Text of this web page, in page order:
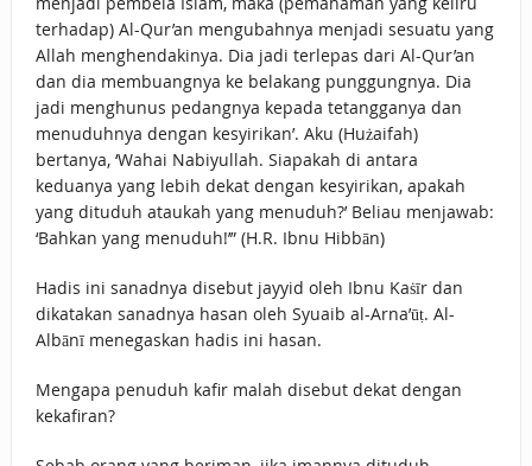
terhadap) Al-Qur’an mengubahnya menjadi sesuatu yang
Allah menghendakinya. Dia jadi terlepas dari Al-Qur’an
dan dia membuangnya ke belakang punggungnya. Dia
jadi menghunus pedangnya kepada tetangganya dan
menuduhnya dengan kesyirikan’. Aku (Hużaifah)
bertanya, ‘Wahai Nabiyullah. Siapakah di antara
keduanya yang lebih dekat dengan kesyirikan, apakah
yang dituduh ataukah yang menuduh?’ Beliau menjawab:
‘Bahkan yang menuduh!’” (H.R. Ibnu Hibbān)
Hadis ini sanadnya disebut jayyid oleh Ibnu Kaṡīr dan
dikatakan sanadnya hasan oleh Syuaib al-Arna’ūṭ. Al-
Albānī menegaskan hadis ini hasan.
Mengapa penuduh kafir malah disebut dekat dengan
kekafiran?